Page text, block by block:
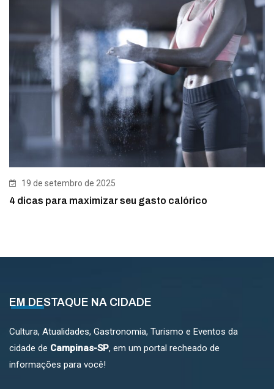
19 de setembro de 2025
4 dicas para maximizar seu gasto calórico
EM DESTAQUE NA CIDADE
Cultura, Atualidades, Gastronomia, Turismo e Eventos da
cidade de Campinas-SP, em um portal recheado de
informações para você!